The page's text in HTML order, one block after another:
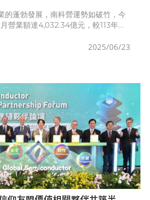
的蓬勃發展，南科營運勢如破竹，今
營業額達4,032.34億元，較113年成
，南科營運動能依
2025/06/23